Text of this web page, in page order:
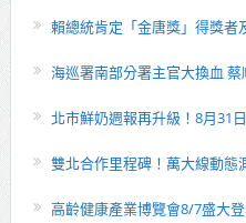
賴總統肯定「金唐獎」得獎者
海巡署南部分署主官大換血
北市鮮奶週報再升級！8月31
雙北合作里程碑！萬大線動態
高齡健康產業博覽會8/7盛大